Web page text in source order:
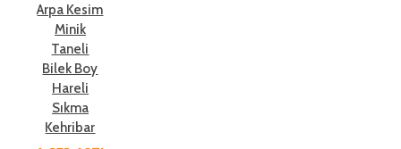
Arpa Kesim
Minik
Taneli
Bilek Boy
Hareli
Sıkma
Kehribar